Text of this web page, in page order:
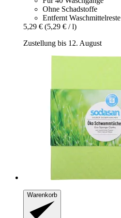
Ohne Schadstoffe
Entfernt Waschmittelreste
5,29 € (5,29 € / l)
Zustellung bis 12. August
Warenkorb